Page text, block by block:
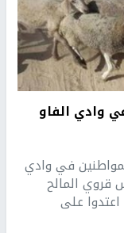
وادي الفاو
في وادي
قروي المالح
على